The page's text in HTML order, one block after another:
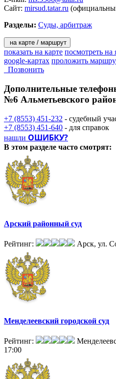
Сайт: mirsud.tatar.ru
Разделы: Суды, арбитраж
на карте / маршрут
показать на карте посмотреть на
google-картах проложить
Позвонить
Дополнительные
№6 Альметьевского
+7 (8553) 451-232 - судебный
+7 (8553) 451-640 - для справок
нашли ОШИБКУ?
В этом разделе часто смотрят:
Арский районный суд
Рейтинг: Арск, ул.
Менделеевский городской суд
Рейтинг:
17:00